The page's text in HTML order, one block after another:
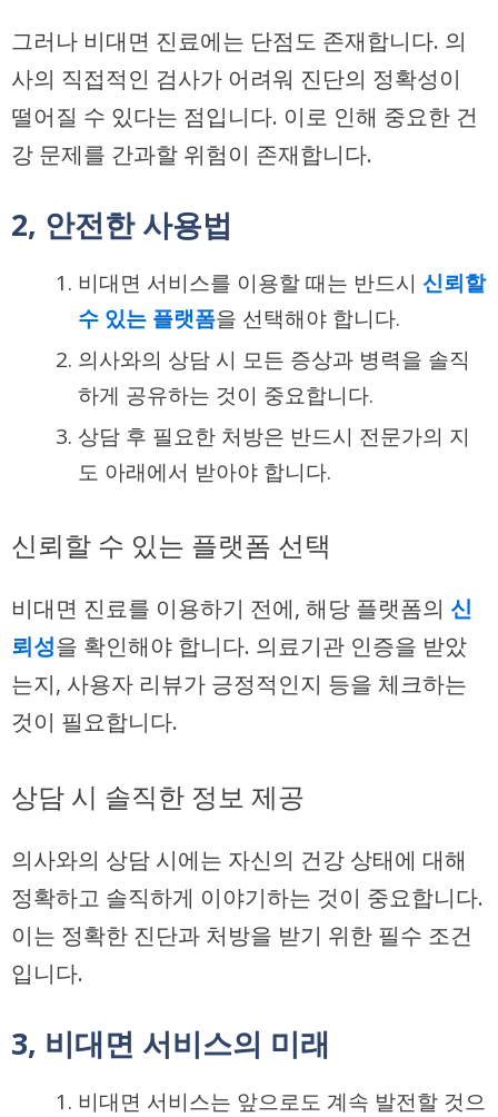
그러나 비대면 진료에는 단점도 존재합니다. 의
사의 직접적인 검사가 어려워 진단의 정확성이
떨어질 수 있다는 점입니다. 이로 인해 중요한 건
강 문제를 간과할 위험이 존재합니다.
2, 안전한 사용법
비대면 서비스를 이용할 때는 반드시 신뢰할
수 있는 플랫폼을 선택해야 합니다.
의사와의 상담 시 모든 증상과 병력을 솔직
하게 공유하는 것이 중요합니다.
상담 후 필요한 처방은 반드시 전문가의 지
도 아래에서 받아야 합니다.
신뢰할 수 있는 플랫폼 선택
비대면 진료를 이용하기 전에, 해당 플랫폼의 신
뢰성을 확인해야 합니다. 의료기관 인증을 받았
는지, 사용자 리뷰가 긍정적인지 등을 체크하는
것이 필요합니다.
상담 시 솔직한 정보 제공
의사와의 상담 시에는 자신의 건강 상태에 대해
정확하고 솔직하게 이야기하는 것이 중요합니다.
이는 정확한 진단과 처방을 받기 위한 필수 조건
입니다.
3, 비대면 서비스의 미래
비대면 서비스는 앞으로도 계속 발전할 것으